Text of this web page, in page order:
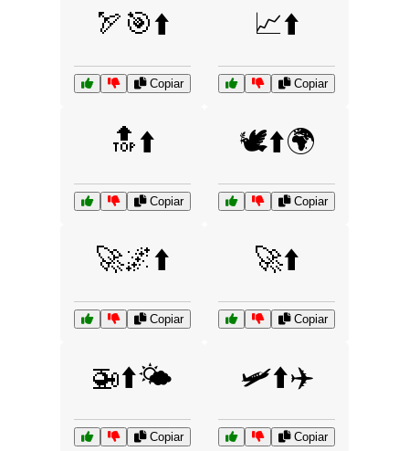
🏹🎯⬆️
Copiar
📈⬆️
Copiar
🔝⬆️
Copiar
🕊️⬆️🌍
Copiar
🚀🌌⬆️
Copiar
🚀⬆️
Copiar
🚁⬆️🌤️
Copiar
🛩️⬆️✈️
Copiar